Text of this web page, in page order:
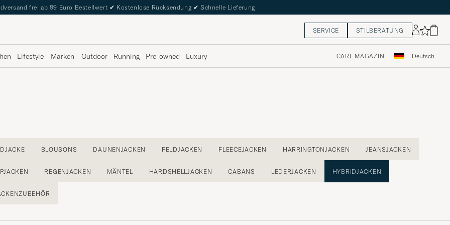
frei ab 89 Euro Bestellwert ✔ Kostenlose Rücksendung ✔ Schnelle Lieferung
SERVICE STILBERATUNG
Lifestyle Marken Outdoor Running Pre-owned Luxury CARL MAGAZINE Deutsch
BLOUSONS DAUNENJACKEN FELDJACKEN FLEECEJACKEN HARRINGTONJACKEN JEANSJACKEN
REGENJACKEN MÄNTEL HARDSHELLJACKEN CABANS LEDERJACKEN HYBRIDJACKEN